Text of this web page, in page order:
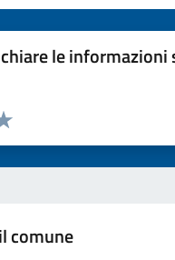
le informazioni
pagina
5 stelle su 5
4 stelle su 5
su 5
su 5
5
comune